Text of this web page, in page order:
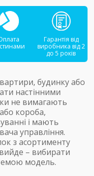
Гарантія від
виробника від 2
до 5 років
будинку або
настінними
не вимагають
короба,
і мають
управління.
з асортименту
– вибирати
модель.